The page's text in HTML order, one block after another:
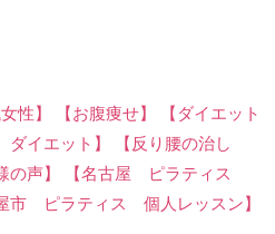
性】 【お腹痩せ】
【ダイエット
イエット】
【反り腰の治し
声】
【名古屋 ピラティス
市 ピラティス 個人レッスン】